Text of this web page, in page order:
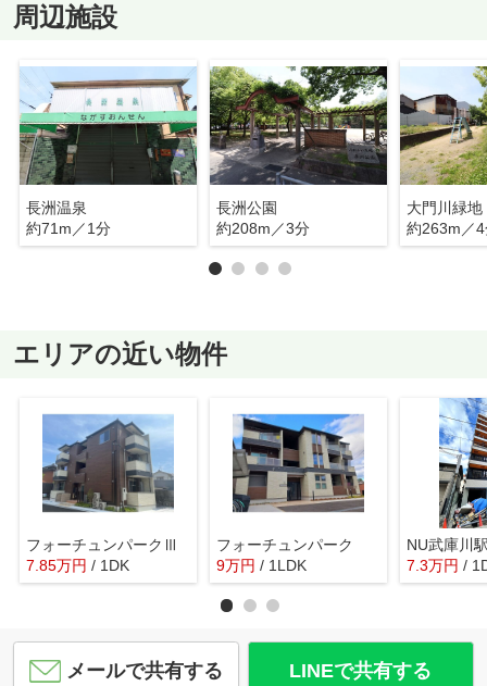
周辺施設
長洲温泉
約71m／1分
長洲公園
約208m／3分
大門川緑地
約263m／
エリアの近い物件
フォーチュンパークⅢ
7.85万円 / 1DK
フォーチュンパーク
9万円 / 1LDK
NU武庫川
7.3万円 /
メールで共有する LINEで共有する